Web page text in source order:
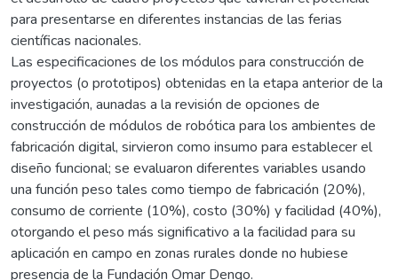
para presentarse en diferentes instancias de las ferias
científicas nacionales.
Las especificaciones de los módulos para construcción de
proyectos (o prototipos) obtenidas en la etapa anterior de la
investigación, aunadas a la revisión de opciones de
construcción de módulos de robótica para los ambientes de
fabricación digital, sirvieron como insumo para establecer el
diseño funcional; se evaluaron diferentes variables usando
una función peso tales como tiempo de fabricación (20%),
consumo de corriente (10%), costo (30%) y facilidad (40%),
otorgando el peso más significativo a la facilidad para su
aplicación en campo en zonas rurales donde no hubiese
presencia de la Fundación Omar Dengo.